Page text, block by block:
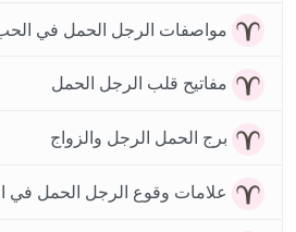
مواصفات الرجل الحمل في
مفاتيح قلب الرجل الحمل
برج الحمل الرجل والزواج
علامات وقوع الرجل الحمل في